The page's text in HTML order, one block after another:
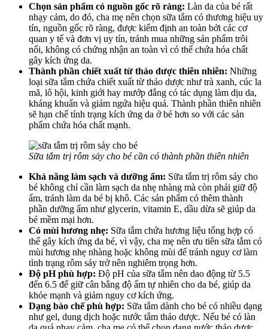
Chọn sản phẩm có nguồn gốc rõ ràng: Làn da của bé rất
nhạy cảm, do đó, cha mẹ nên chọn sữa tắm có thương hiệu uy
tín, nguồn gốc rõ ràng, được kiểm định an toàn bởi các cơ
quan y tế và đơn vị uy tín, tránh mua những sản phẩm trôi
nổi, không có chứng nhận an toàn vì có thể chứa hóa chất
gây kích ứng da.
Thành phần chiết xuất từ thảo dược thiên nhiên: Những
loại sữa tắm chứa chiết xuất từ thảo dược như trà xanh, cúc la
mã, lô hội, kinh giới hay mướp đắng có tác dụng làm dịu da,
kháng khuẩn và giảm ngứa hiệu quả. Thành phần thiên nhiên
sẽ hạn chế tính trạng kích ứng da ở bé hơn so với các sản
phẩm chứa hóa chất mạnh.
Sữa tắm trị rôm sảy cho bé cần có thành phần thiên nhiên
Khả năng làm sạch và dưỡng ẩm: Sữa tắm trị rôm sảy cho
bé không chỉ cần làm sạch da nhẹ nhàng mà còn phải giữ độ
ẩm, tránh làm da bé bị khô. Các sản phẩm có thêm thành
phần dưỡng ẩm như glycerin, vitamin E, dầu dừa sẽ giúp da
bé mềm mại hơn.
Có mùi hương nhẹ: Sữa tắm chứa hương liệu tổng hợp có
thể gây kích ứng da bé, vì vậy, cha mẹ nên ưu tiên sữa tắm có
mùi hương nhẹ nhàng hoặc không mùi để tránh nguy cơ làm
tình trạng rôm sảy trở nên nghiêm trọng hơn.
Độ pH phù hợp: Độ pH của sữa tắm nên dao động từ 5.5
đến 6.5 để giữ cân bằng độ ẩm tự nhiên cho da bé, giúp da
khỏe mạnh và giảm nguy cơ kích ứng.
Dạng bào chế phù hợp: Sữa tắm dành cho bé có nhiều dạng
như gel, dung dịch hoặc nước tắm thảo dược. Nếu bé có làn